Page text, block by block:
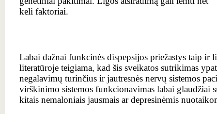
keli faktoriai.
Labai dažnai funkcinės dispepsijos priežastys taip ir
literatūroje teigiama, kad šis sveikatos sutrikimas
negalavimų turinčius ir jautresnės nervų sistemos
virškinimo sistemos funkcionavimas labai glaudžiai
kitais nemaloniais jausmais ar depresinėmis